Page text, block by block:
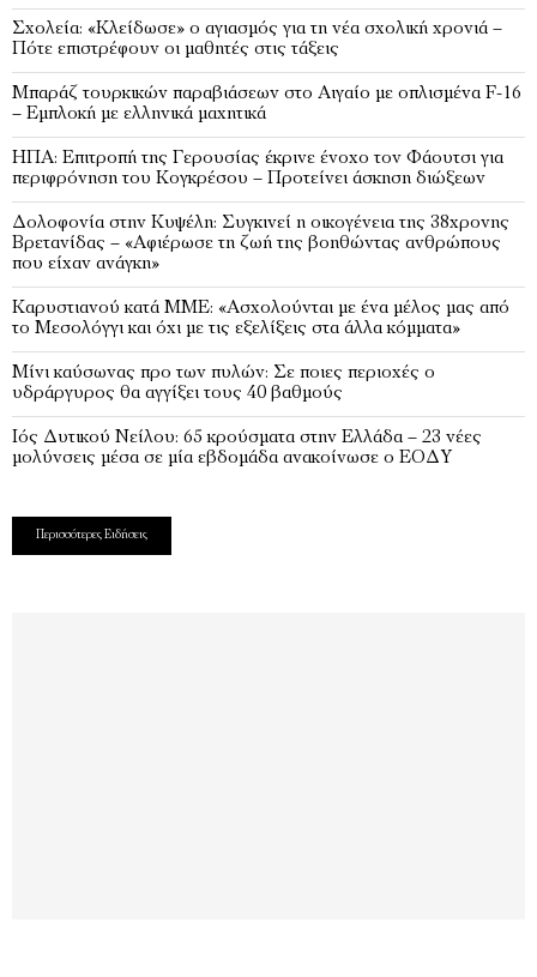
Σχολεία: «Κλείδωσε» ο αγιασμός για τη νέα σχολική χρονιά –
Πότε επιστρέφουν οι μαθητές στις τάξεις
Μπαράζ τουρκικών παραβιάσεων στο Αιγαίο με οπλισμένα F-16
– Εμπλοκή με ελληνικά μαχητικά
ΗΠΑ: Επιτροπή της Γερουσίας έκρινε ένοχο τον Φάουτσι για
περιφρόνηση του Κογκρέσου – Προτείνει άσκηση διώξεων
Δολοφονία στην Κυψέλη: Συγκινεί η οικογένεια της 38χρονης
Βρετανίδας – «Αφιέρωσε τη ζωή της βοηθώντας ανθρώπους
που είχαν ανάγκη»
Καρυστιανού κατά ΜΜΕ: «Ασχολούνται με ένα μέλος μας από
το Μεσολόγγι και όχι με τις εξελίξεις στα άλλα κόμματα»
Μίνι καύσωνας προ των πυλών: Σε ποιες περιοχές ο
υδράργυρος θα αγγίξει τους 40 βαθμούς
Ιός Δυτικού Νείλου: 65 κρούσματα στην Ελλάδα – 23 νέες
μολύνσεις μέσα σε μία εβδομάδα ανακοίνωσε ο ΕΟΔΥ
Περισσότερες Ειδήσεις